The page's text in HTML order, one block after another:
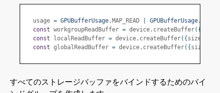
  usage
= GPUBufferUsage.MAP_READ GPUBufferUsage.
const workgroupReadBuffer = device. createBuffer({
const localReadBuffer = device. createBuffer({size
const globalReadBuffer = device. createBuffer({size
すべてのストレージバッファをバインドするためのバイ